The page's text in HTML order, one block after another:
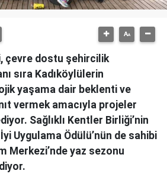
çevre dostu şehircilik
sıra Kadıköylülerin
yaşama dair beklenti ve
vermek amacıyla projeler
Sağlıklı Kentler Birliği’nin
Uygulama Ödülü’nün de sahibi
Merkezi’nde yaz sezonu